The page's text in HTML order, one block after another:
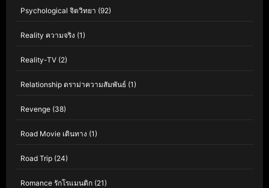
Psychological จิตวิทยา (92)
Reality ความจริง (1)
Reality-TV (2)
Relationship ดราม่าความสัมพันธ์ (1)
Revenge (38)
Road Movie เดินทาง (1)
Road Trip (24)
Romance รักโรแมนติก (21)